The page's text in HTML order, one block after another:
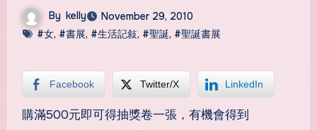
By kelly
November 29, 2010
#女, #書展, #生活記敍, #聖誕, #聖誕書展
Facebook Twitter/X LinkedIn
購滿500元即可得抽獎卷一張，有機會得到